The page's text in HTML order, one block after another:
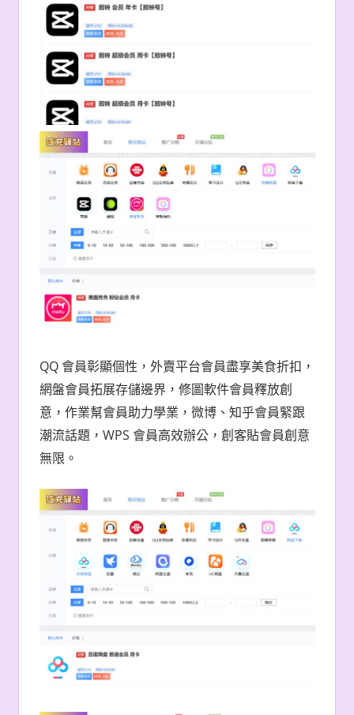
QQ 會員彰顯個性，外賣平台會員盡享美食折扣，
網盤會員拓展存儲邊界，修圖軟件會員釋放創
意，作業幫會員助力學業，微博、知乎會員緊跟
潮流話題， WPS 會員高效辦公，創客貼會員創意
無限。